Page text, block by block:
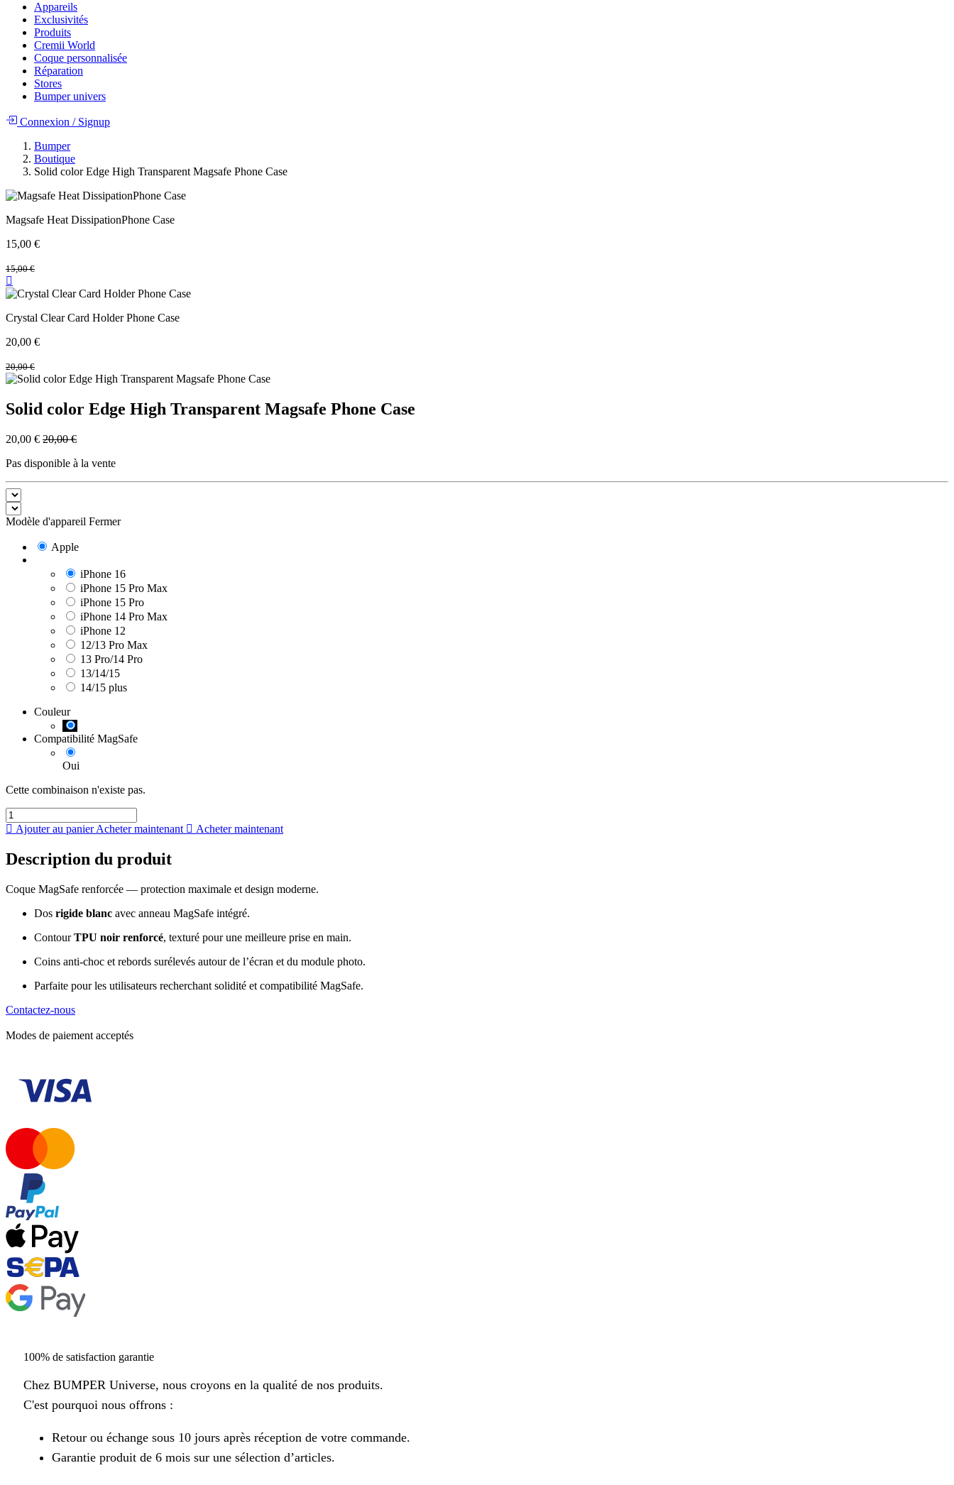
Appareils
Exclusivités
Produits
Cremii World
Coque personnalisée
Réparation
Stores
Bumper univers
Connexion /Signup
Bumper
Boutique
Solid color Edge High Transparent Magsafe Phone Case
Magsafe Heat DissipationPhone Case
15,00 €
15,00€
Crystal Clear Card Holder Phone Case
20,00 €
20,00€
Solid color Edge High Transparent Magsafe Phone Case
20,00 € 20,00€
Pas disponible à la vente
Modèle d'appareil Fermer
Apple
iPhone 16
iPhone 15 Pro Max
iPhone 15 Pro
iPhone 14 Pro Max
iPhone 12
12/13 Pro Max
13 Pro/14 Pro
13/14/15
14/15 plus
Couleur
Compatibilité MagSafe
Oui
Cette combinaison n'existe pas.
Ajouter au panierAcheter maintenant Acheter maintenant
Description du produit
Coque MagSafe renforcée — protection maximale et design moderne.
Dos rigide blanc avec anneau MagSafe intégré.
ContourTPU noir renforcé, texturé pour une meilleure prise en main.
Coins anti-choc et rebords surélevés autour de l’écran et du module photo.
Parfaite pour les utilisateurs recherchant solidité et compatibilité MagSafe.
Contactez-nous
Modes de paiement acceptés
100% de satisfaction garantie
Chez BUMPER Universe, nous croyons en la qualité de nos produits.
C'est pourquoi nous offrons :
Retour ou échange sous 10 jours après réception de votre commande.
Garantie produit de 6 mois sur une sélection d’articles.